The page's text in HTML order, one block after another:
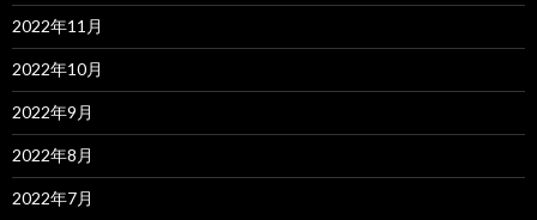
2022年11月
2022年10月
2022年9月
2022年8月
2022年7月